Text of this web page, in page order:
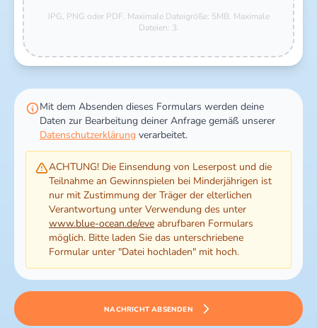
JPG, PNG oder PDF. Maximale Dateigröße: 5MB. Maximale
Dateien: 3.
Mit dem Absenden dieses Formulars werden deine
Daten zur Bearbeitung deiner Anfrage gemäß unserer
Datenschutzerklärung verarbeitet.
ACHTUNG! Die Einsendung von Leserpost und die
Teilnahme an Gewinnspielen bei Minderjährigen ist
nur mit Zustimmung der Träger der elterlichen
Verantwortung unter Verwendung des unter
www.blue-ocean.de/eve abrufbaren Formulars
möglich. Bitte laden Sie das unterschriebene
Formular unter "Datei hochladen" mit hoch.
NACHRICHT ABSENDEN